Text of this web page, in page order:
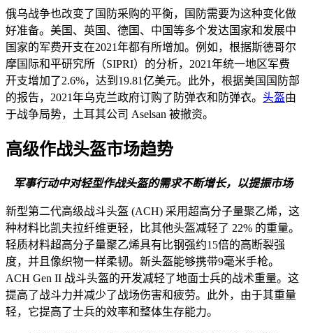
俄乌战争也改变了国防采购的平衡，国防需要为这种变化做
好准备。美国、英国、德国、中国等多个发达国家和发展中
国家的军费开支在2021年都有所增加。例如，根据斯德哥尔
摩国际和平研究所（SIPRI）的分析，2021年统一地区军费
开支增加了2.6%，达到19.81亿美元。此外，根据美国国防部
的报告，2021年乌克兰政府订购了防弹衣和防弹衣。 头盔由
于战争局势，土耳其公司 Aselsan 被撤资。
高级作战头盔市场趋势
军事行动中对轻型作战头盔的需求不断增长，以提振市场
新型第二代高级战斗头盔 (ACH) 采用超高分子量聚乙烯，这
种材料比凯夫拉纤维更轻，比其他头盔减轻了 22% 的重量。
轻质材料超高分子量聚乙烯具有比钢强约15倍的高断裂强
度，并且像织物一样柔韧。新头盔能够携带9毫米手枪。
ACH Gen II 战斗头盔的开发减轻了地面士兵的战术重量。这
提高了战斗力并减少了战场伤害和疲劳。此外，由于其重量
轻，它提高了士兵的效率和整体生存能力。